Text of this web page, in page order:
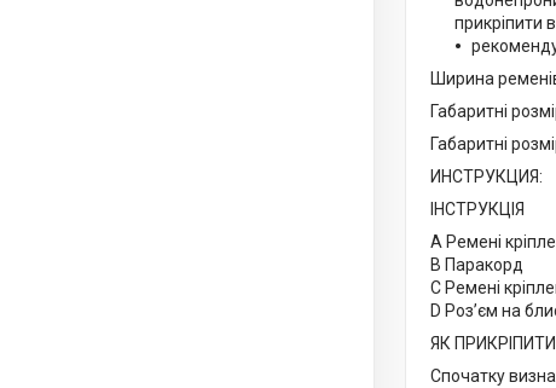
прикріпити
Ширина
Габаритні
Габаритні
ИНСТРУКЦИЯ:
ІНСТРУКЦІЯ
A Ремені
B Паракорд
C Ремені
D Роз’єм на
ЯК
Спочатку